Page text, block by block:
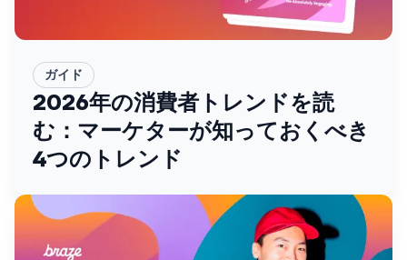
ガイド
2026年の消費者トレンドを読
む：マーケターが知っておくべき
４つのトレンド